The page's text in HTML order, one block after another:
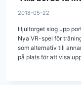
2018-05-22
Hjultorget slog upp
Nya VR-spel för
som alternativ till
på plats för att visa